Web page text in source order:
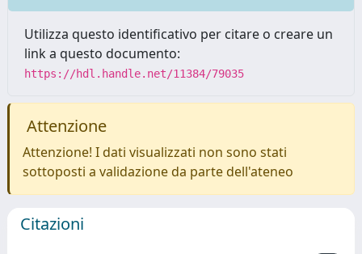
Utilizza questo identificativo per citare o creare un
link a questo documento:
https://hdl.handle.net/11384/79035
Attenzione
Attenzione! I dati visualizzati non sono stati
sottoposti a validazione da parte dell'ateneo
Citazioni